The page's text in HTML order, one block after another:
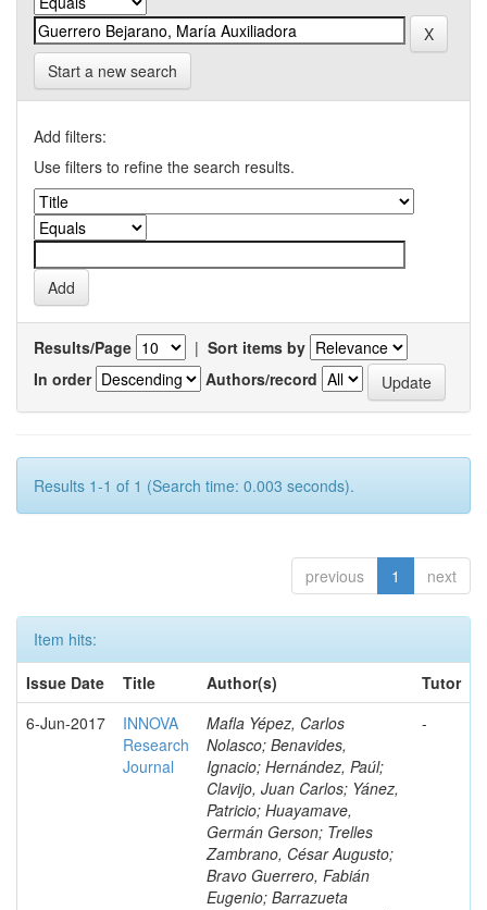
Start a new search
Add filters:
Use filters to refine the search results.
Results/Page | Sort items by
In order
Authors/record
Results 1-1 of 1 (Search time: 0.003 seconds).
previous 1 next
Item hits:
Issue Date
Title Author(s)
Tutor
6-Jun-2017
INNOVA
Research
Journal
Mafla Yépez, Carlos
Nolasco; Benavides,
Ignacio; Hernández, Paúl;
Clavijo, Juan Carlos; Yánez,
Patricio; Huayamave,
Germán Gerson; Trelles
Zambrano, César Augusto;
Bravo Guerrero, Fabián
Eugenio; Barrazueta
-